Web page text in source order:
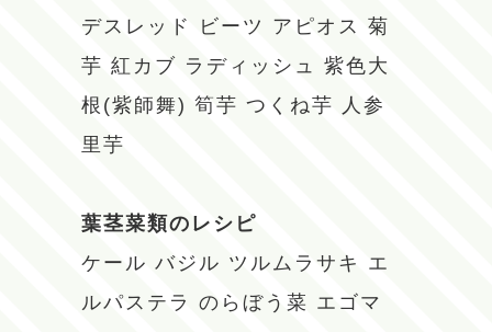
デスレッド ビーツ アピオス 菊
芋 紅カブ ラディッシュ
紫色大
根(紫師舞) 筍芋 つくね芋
人参
里芋
葉茎菜類のレシピ
ケール バジル ツルムラサキ エ
ルパステラ のらぼう菜 エゴマ